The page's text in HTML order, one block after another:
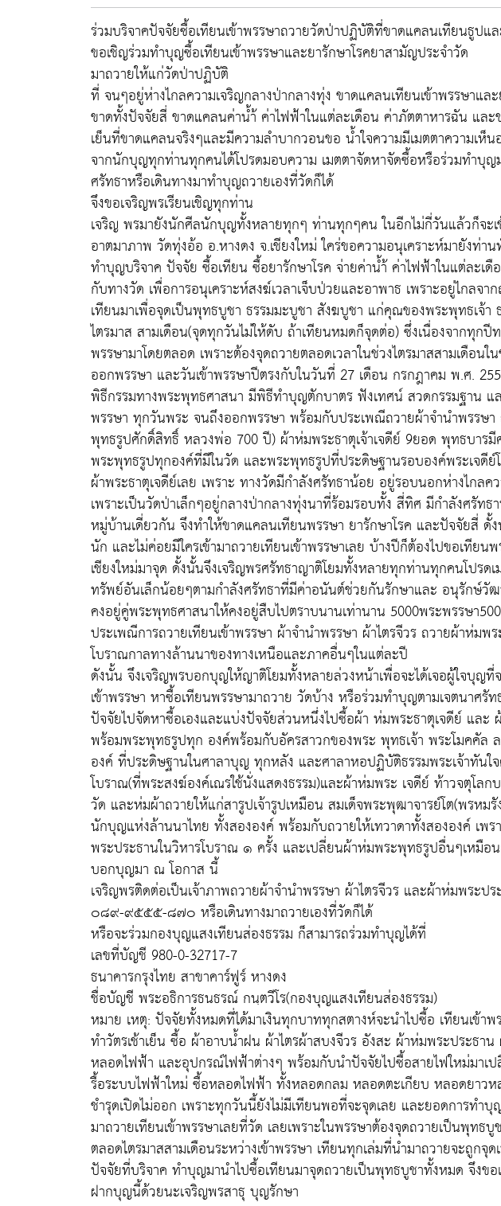
ร่วมบริจาคปัจจัยซื้อเทียนเข้าพรรษาถวายวัดป่าปฏิบัติที่ขาดแคลนเทียนธูปแ
ขอเชิญร่วมทำบุญซื้อเทียนเข้าพรรษาและยารักษาโรคยาสามัญประจำวัด
มาถวายให้แก่วัดป่าปฏิบัติ
ที่ จนๆอยู่ห่างไกลความเจริญกลางป่ากลางทุ่ง ขาดแคลนเทียนเข้าพรรษาแล
ขาดทั้งปัจจัยสี่ ขาดแคลนค่าน้ำ้ ค่าไฟฟ้าในแต่ละเดือน ค่าภัตตาหารฉัน และ
เย็นที่ขาดแคลนจริงๆและมีความลำบากวอนขอ น้ำใจความมีเมตตาความเห็น
จากนักบุญทุกท่านทุกคนได้โปรดมอบความ เมตตาจัดหาจัดซื้อหรือร่วมทำบุญ
ศรัทธาหรือเดินทางมาทำบุญถวายเองที่วัดก็ได้
จึงขอเจริญพรเรียนเชิญทุกท่าน
เจริญ พรมายังนักศีลนักบุญทั้งหลายทุกๆ ท่านทุกๆคน ในอีกไม่กี่วันแล้วก็จะ
อาตมาภาพ วัดทุ่งอ้อ อ.หางดง จ.เชียงใหม่ ใคร่ขอความอนุเคราะห์มายังท่
ทำบุญบริจาค ปัจจัย ซื้อเทียน ซื้อยารักษาโรค จ่ายค่าน้ำ้ ค่าไฟฟ้าในแต่ละเ
กับทางวัด เพื่อการอนุเคราะห์สงฆ์เวลาเจ็บป่วยและอาพาธ เพราะอยู่ไกลจ
เทียนมาเพื่อจุดเป็นพุทธบูชา ธรรมมะบูชา สังฆบูชา แก่คุณของพระพุทธเจ้า
ไตรมาส สามเดือน(จุดทุกวันไม่ให้ดับ ถ้าเทียนหมดก็จุดต่อ) ซึ่งเนื่องจากทุกปี
พรรษามาโดยตลอด เพราะต้องจุดถวายตลอดเวลาในช่วงไตรมาสสามเดือน
ออกพรรษา และวันเข้าพรรษาปีตรงกับในวันที่ 27 เดือน กรกฎาคม พ.ศ.
พิธีกรรมทางพระพุทธศาสนา มีพิธีทำบุญตักบาตร ฟังเทศน์ สวดกรรมฐาน แ
พรรษา ทุกวันพระ จนถึงออกพรรษา พร้อมกับประเพณีถวายผ้าจำนำพรรษ
พุทธรูปศักดิ์สิทธิ์ หลวงพ่อ 700 ปี) ผ้าห่มพระธาตุเจ้าเจดีย์ 9ยอด พุทธบาร
พระพุทธรูปทุกองค์ที่มีในวัด และพระพุทธรูปที่ประดิษฐานรอบองค์พระเจดีย์
ผ้าพระธาตุเจดีย์เลย เพราะ ทางวัดมีกำลังศรัทธาน้อย อยู่รอบนอกห่างไกล
เพราะเป็นวัดป่าเล็กๆอยู่กลางป่ากลางทุ่งนาที่ร้อมรอบทั้ง สี่ทิศ มีกำลังศรัท
หมู่บ้านเดี่ยวกัน จึงทำให้ขาดแคลนเทียนพรรษา ยารักษาโรค และปัจจัยสี่ ดั้
นัก และไม่ค่อยมีใครเข้ามาถวายเทียนเข้าพรรษาเลย บ้างปีก็ต้องไปขอเทียน
เชียงใหม่มาจุด ดั้งนั้นจึงเจริญพรศรัทธาญาติโยมทั้งหลายทุกท่านทุกคนโปร
ทรัพย์อันเล็กน้อยๆตามกำลังศรัทธาที่มีค่าอนันต์ช่วยกันรักษาและ อนุรักษ์วั
คงอยู่คู่พระพุทธศาสนาให้คงอยู่สืบไปตราบนานเท่านาน 5000พระพรรษา
ประเพณีการถวายเทียนเข้าพรรษา ผ้าจำนำพรรษา ผ้าไตรจีวร ถวายผ้าห่ม
โบราณกาลทางล้านนาของทางเหนือและภาคอื่นๆในแต่ละปี
ดังนั้น จึงเจริญพรบอกบุญให้ญาติโยมทั้งหลายล่วงหน้าเพื่อจะได้เจอผู้ใจบุญที่
เข้าพรรษา หาซื้อเทียนพรรษามาถวาย วัดบ้าง หรือร่วมทำบุญตามเจตนาศรั
ปัจจัยไปจัดหาซื้อเองและแบ่งปัจจัยส่วนหนึ่งไปซื้อผ้า ห่มพระธาตุเจดีย์ และ
พร้อมพระพุทธรูปทุก องค์พร้อมกับอัครสาวกของพระ พุทธเจ้า พระโมคคัล
องค์ ที่ประดิษฐานในศาลาบุญ ทุกหลัง และศาลาหอปฏิบัติธรรมพระเจ้าทันใ
โบราณ(ที่พระสงฆ์องค์เณรใช้นั่งแสดงธรรม)และผ้าห่มพระ เจดีย์ ท้าวจตุโลก
วัด และห่มผ้าถวายให้แก่สารูปเจ้ารูปเหมือน สมเด็จพระพุฒาจารย์โต(พรหมรั
นักบุญแห่งล้านนาไทย ทั้งสององค์ พร้อมกับถวายให้เทวาดาทั้งสององค์ เพ
พระประธานในวิหารโบราณ ๑ ครั้ง และเปลี่ยนผ้าห่มพระพุทธรูปอื่นๆเหมือ
บอกบุญมา ณ โอกาส นี้
เจริญพรติดต่อเป็นเจ้าภาพถวายผ้าจำนำพรรษา ผ้าไตรจีวร และผ้าห่มพระป
๐๘๙-๙๕๕๕-๘๗๐ หรือเดินทางมาถวายเองที่วัดก็ได้
หรือจะร่วมกองบุญแสงเทียนส่องธรรม ก็สามารถร่วมทำบุญได้ที่
เลขที่บัญชี 980-0-32717-7
ธนาคารกรุงไทย สาขาคาร์ฟูร์ หางดง
ชื่อบัญชี พระอธิการธนธรณ์ กนฺตวีโร(กองบุญแสงเทียนส่องธรรม)
หมาย เหตุ: ปัจจัยทั้งหมดที่ได้มาเงินทุกบาททุกสตางห์จะนำไปซื้อ เทียนเข้า
ทำวัตรเช้าเย็น ซื้อ ผ้าอาบน้ำฝน ผ้าไตรผ้าสบงจีวร อังสะ ผ้าห่มพระประธา
หลอดไฟฟ้า และอุปกรณ์ไฟฟ้าต่างๆ พร้อมกับนำปัจจัยไปซื้อสายไฟใหม่มาเ
รื้อระบบไฟฟ้าใหม่ ซื้อหลอดไฟฟ้า ทั้งหลอดกลม หลอดตะเกียบ หลอดยาวห
ชำรุดเปิดไม่ออก เพราะทุกวันนี้ยังไม่มีเทียนพอที่จะจุดเลย และยอดการทำ
มาถวายเทียนเข้าพรรษาเลยที่วัด เลยเพราะในพรรษาต้องจุดถวายเป็นพุทธ
ตลอดไตรมาสสามเดือนระหว่างเข้าพรรษา เทียนทุกเล่มที่นำมาถวายจะถูกจุ
ปัจจัยที่บริจาค ทำบุญมานำไปซื้อเทียนมาจุดถวายเป็นพุทธบูชาทั้งหมด จึงข
ฝากบุญนี้ด้วยนะเจริญพรสาธุ บุญรักษา